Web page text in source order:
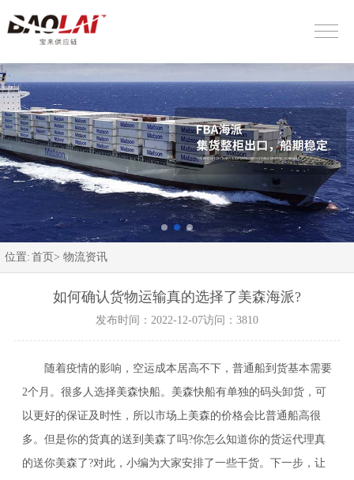
位置: 首页> 物流资讯
如何确认货物运输真的选择了美森海派?
发布时间：2022-12-07访问：3810
随着疫情的影响，空运成本居高不下，普通船到货基本需要
2个月。很多人选择美森快船。美森快船有单独的码头卸货，可
以更好的保证及时性，所以市场上美森的价格会比普通船高很
多。但是你的货真的送到美森了吗?你怎么知道你的货运代理真
的送你美森了?对此，小编为大家安排了一些干货。下一步，让